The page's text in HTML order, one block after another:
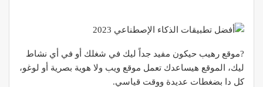
?موقع رهيب حيكون مفيد جداً ليك في شغلك أو في أي نشاط
ليك، الموقع هيساعدك تعمل موقع ويب ولا هوية بصرية أو لوغو،
كل دا بضغطات عديدة ووقت قياسي.